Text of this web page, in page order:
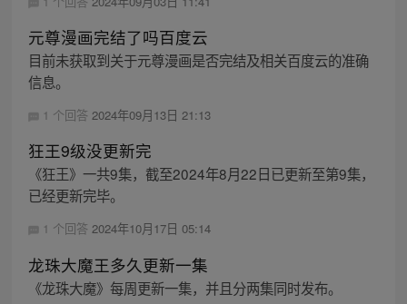
元尊漫画完结了吗百度云
目前未获取到关于元尊漫画是否完结及相关百度云的准确
信息。
1 个回答 2024年09月13日 21:13
狂王9级没更新完
《狂王》一共9集，截至2024年8月22日已更新至第9集，
已经更新完毕。
1 个回答 2024年10月17日 05:14
龙珠大魔王多久更新一集
《龙珠大魔》每周更新一集，并且分两集同时发布。